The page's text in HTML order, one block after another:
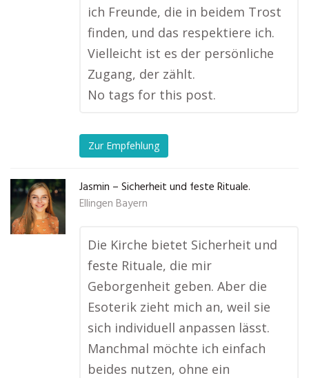
ich Freunde, die in beidem Trost
finden, und das respektiere ich.
Vielleicht ist es der persönliche
Zugang, der zählt.
No tags for this post.
Zur Empfehlung
Jasmin – Sicherheit und feste Rituale.
Ellingen Bayern
Die Kirche bietet Sicherheit und
feste Rituale, die mir
Geborgenheit geben. Aber die
Esoterik zieht mich an, weil sie
sich individuell anpassen lässt.
Manchmal möchte ich einfach
beides nutzen, ohne ein